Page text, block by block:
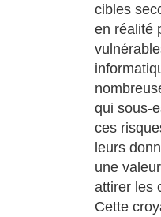
cibles
en réalité
qui sous-
ces
leurs
une
attirer les
Cette